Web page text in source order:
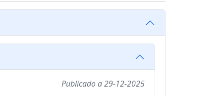
Publicado a29-12-2025